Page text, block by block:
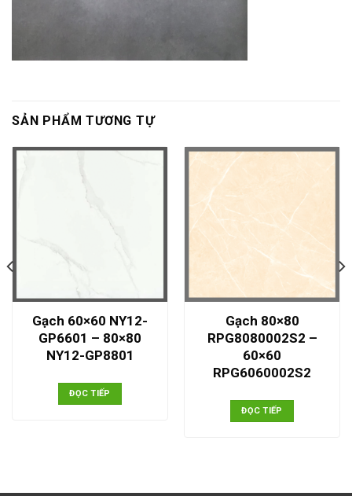
SẢN PHẨM TƯƠNG TỰ
Gạch 60×60 NY12-
GP6601 – 80×80
NY12-GP8801
ĐỌC TIẾP
Gạch 80×80
RPG8080002S2 –
60×60
RPG6060002S2
ĐỌC TIẾP